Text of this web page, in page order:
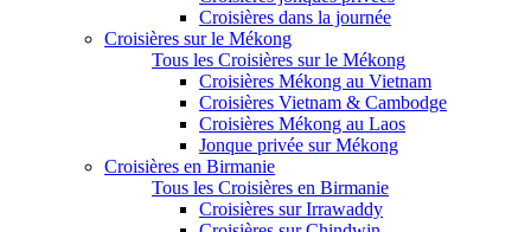
Croisières dans la journée
Croisières sur le Mékong
Tous les Croisières sur le Mékong
Croisières Mékong au Vietnam
Croisières Vietnam & Cambodge
Croisières Mékong au Laos
Jonque privée sur Mékong
Croisières en Birmanie
Tous les Croisières en Birmanie
Croisières sur Irrawaddy